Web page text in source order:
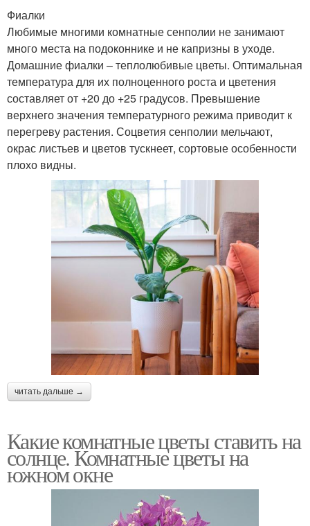
Фиалки
Любимые многими комнатные сенполии не занимают
много места на подоконнике и не капризны в уходе.
Домашние фиалки – теплолюбивые цветы. Оптимальная
температура для их полноценного роста и цветения
составляет от +20 до +25 градусов. Превышение
верхнего значения температурного режима приводит к
перегреву растения. Соцветия сенполии мельчают,
окрас листьев и цветов тускнеет, сортовые особенности
плохо видны.
читать дальше →
Какие комнатные цветы ставить на
солнце. Комнатные цветы на
южном окне